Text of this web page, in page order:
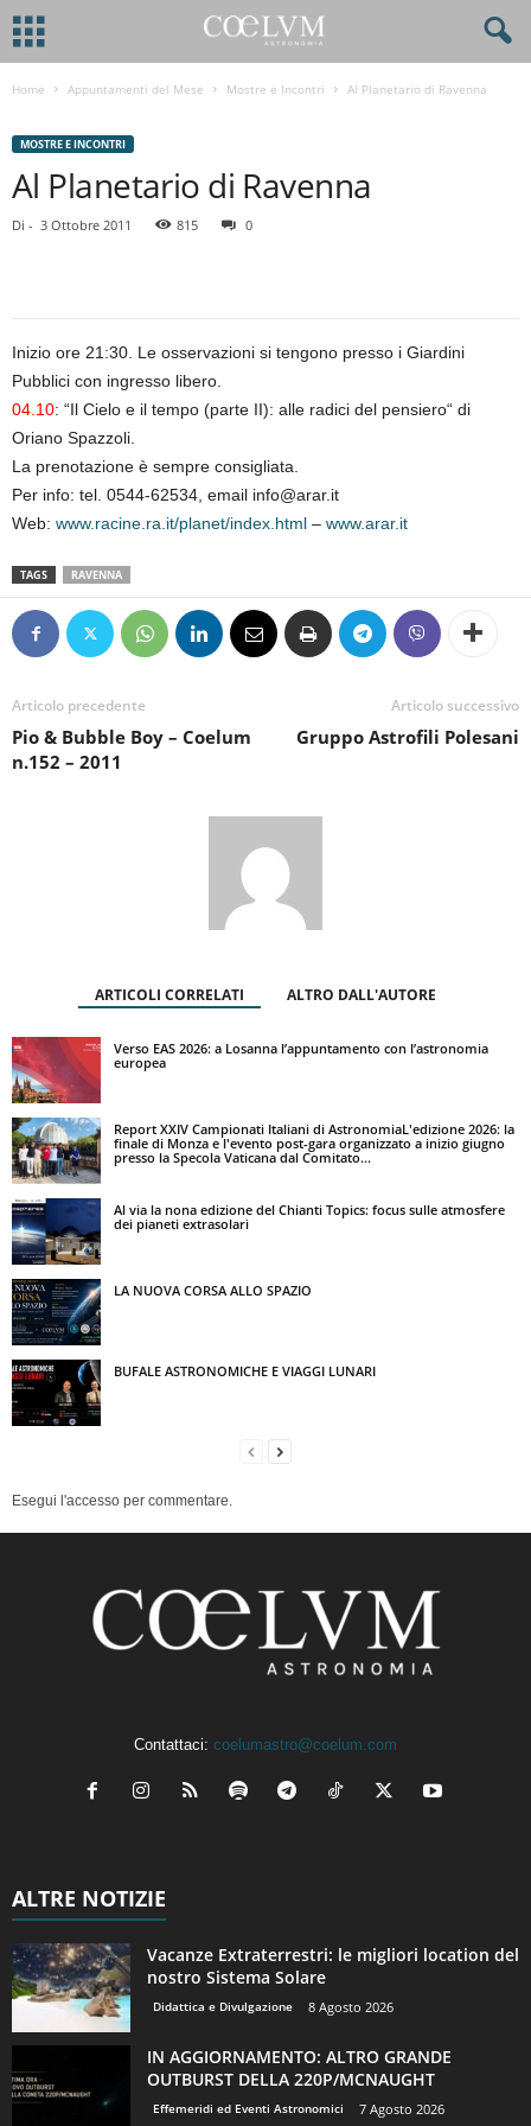
Home Appuntamenti del Mese Mostre e Incontri Al Planetario di Ravenna
MOSTRE E INCONTRI
Al Planetario di Ravenna
Di - 3 Ottobre 2011 815 0
Inizio ore 21:30. Le osservazioni si tengono presso i Giardini
Pubblici con ingresso libero.
04.10: “Il Cielo e il tempo (parte II): alle radici del pensiero“ di
Oriano Spazzoli.
La prenotazione è sempre consigliata.
Per info: tel. 0544-62534, email info@arar.it
Web: www.racine.ra.it/planet/index.html – www.arar.it
TAGS RAVENNA
Articolo precedente
Pio & Bubble Boy – Coelum
n.152 – 2011
Articolo successivo
Gruppo Astrofili Polesani
ARTICOLI CORRELATI ALTRO DALL'AUTORE
Verso EAS 2026: a Losanna l’appuntamento con l’astronomia
europea
Report XXIV Campionati Italiani di AstronomiaL'edizione 2026: la
finale di Monza e l'evento post-gara organizzato a inizio giugno
presso la Specola Vaticana dal Comitato...
Al via la nona edizione del Chianti Topics: focus sulle atmosfere
dei pianeti extrasolari
LA NUOVA CORSA ALLO SPAZIO
BUFALE ASTRONOMICHE E VIAGGI LUNARI
Esegui l'accesso per commentare.
Contattaci: coelumastro@coelum.com
ALTRE NOTIZIE
Vacanze Extraterrestri: le migliori location del
nostro Sistema Solare
Didattica e Divulgazione 8 Agosto 2026
IN AGGIORNAMENTO: ALTRO GRANDE
OUTBURST DELLA 220P/MCNAUGHT
Effemeridi ed Eventi Astronomici 7 Agosto 2026